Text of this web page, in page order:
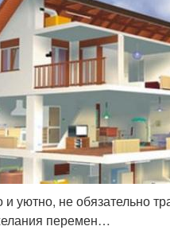
уютно, не обязательно
перемен…